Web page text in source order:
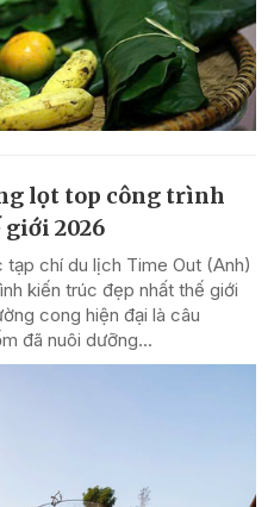
lọt top công trình
2026
chí du lịch Time Out (Anh)
kiến trúc đẹp nhất thế giới
cong hiện đại là câu
đã nuôi dưỡng...